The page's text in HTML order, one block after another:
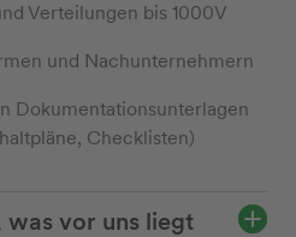
Verteilungen bis 1000V
und Nachunternehmern
Dokumentationsunterlagen
Checklisten)
vor uns liegt